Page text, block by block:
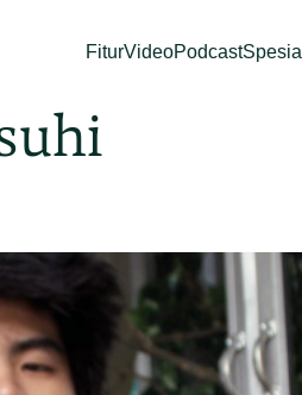
FiturVideoPodcastSpesial